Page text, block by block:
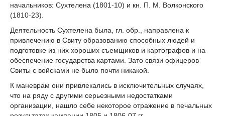
начальников: Сухтелена (1801-10) и кн. П. М. Волконского
(1810-23).
Деятельность Сухтелена была, гл. обр., направлена к
привлечению в Свиту образованию способных людей и
подготовке из них хороших съемщиков и картографов и на
обеспечение государства картами. Зато связи офицеров
Свиты с войсками не было почти никакой.
К маневрам они привлекались в исключительных случаях,
что на ряду с другими серьезными недостатками
организации, нашло себе некоторое отражение в печальных